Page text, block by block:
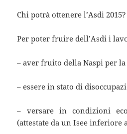
Chi potrà ottenere l’Asdi 2015?
Per poter fruire dell’Asdi i
– aver fruito della Naspi per
– essere in stato di
– versare in condizioni
(attestate da un Isee inferiore